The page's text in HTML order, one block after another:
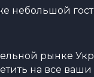
небольшой
рынке
на все